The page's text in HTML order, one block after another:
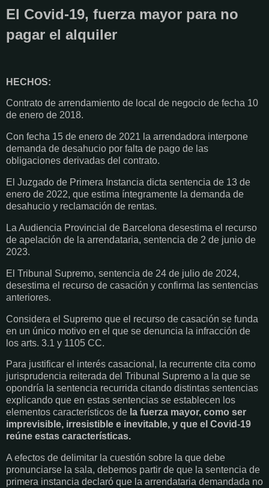
El Covid-19, fuerza mayor para no
pagar el alquiler
HECHOS:
Contrato de arrendamiento de local de negocio de fecha 10
de enero de 2018.
Con fecha 15 de enero de 2021 la arrendadora interpone
demanda de desahucio por falta de pago de las
obligaciones derivadas del contrato.
El Juzgado de Primera Instancia dicta sentencia de 13 de
enero de 2022, que estima íntegramente la demanda de
desahucio y reclamación de rentas.
La Audiencia Provincial de Barcelona desestima el recurso
de apelación de la arrendataria, sentencia de 2 de junio de
2023.
El Tribunal Supremo, sentencia de 24 de julio de 2024,
desestima el recurso de casación y confirma las sentencias
anteriores.
Considera el Supremo que el recurso de casación se funda
en un único motivo en el que se denuncia la infracción de
los arts. 3.1 y 1105 CC.
Para justificar el interés casacional, la recurrente cita como
jurisprudencia reiterada del Tribunal Supremo a la que se
opondría la sentencia recurrida citando distintas sentencias
explicando que en estas sentencias se establecen los
elementos característicos de la fuerza mayor, como ser
imprevisible, irresistible e inevitable, y que el Covid-19
reúne estas características.
A efectos de delimitar la cuestión sobre la que debe
pronunciarse la sala, debemos partir de que la sentencia de
primera instancia declaró que la arrendataria demandada no